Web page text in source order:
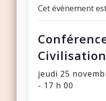
Cet évènement
jeudi 25
- 17 h 00